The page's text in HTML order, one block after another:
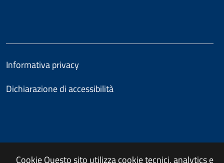
CookieQuesto sito utilizza cookie tecnici, analytics e
Informativa privacy
Dichiarazione di accessibilità